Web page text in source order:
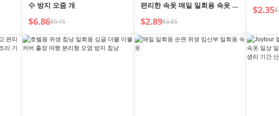
수 방지 오줌 개
$6.86$9.15
편리한 속옷 매일 일회용 속옷 10
개 팩 여성 생리 기간 산후 조리 L
$2.89$3.85
$2.35